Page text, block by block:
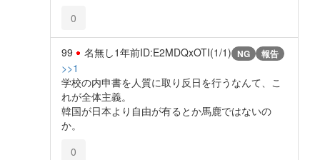
0
99 名無し1年前ID:E2MDQxOTI(1/1) NG 報告
>>1
学校の内申書を人質に取り反日を行うなんて、こ
れが全体主義。
韓国が日本より自由が有るとか馬鹿ではないの
か。
0